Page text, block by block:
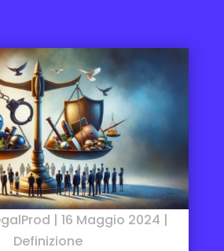
|16 Maggio 2024 |
Definizione